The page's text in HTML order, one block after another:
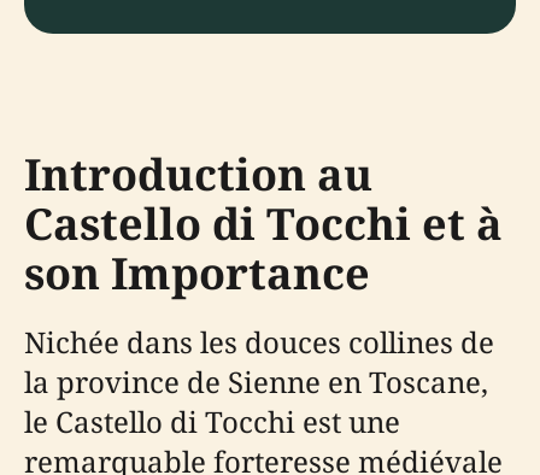
Introduction au
Castello di Tocchi et à
son Importance
Nichée dans les douces collines de
la province de Sienne en Toscane,
le Castello di Tocchi est une
remarquable forteresse médiévale